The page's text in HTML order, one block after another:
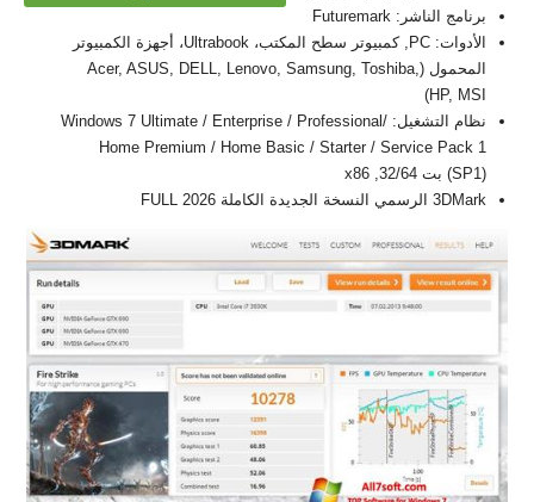
برنامج الناشر: Futuremark
الأدوات: PC, كمبيوتر سطح المكتب، Ultrabook، أجهزة الكمبيوتر
المحمول (Acer, ASUS, DELL, Lenovo, Samsung, Toshiba,
HP, MSI)
نظام التشغيل: Windows 7 Ultimate / Enterprise / Professional/
Home Premium / Home Basic / Starter / Service Pack 1
(SP1) بت 32/64, x86
3DMark الرسمي النسخة الجديدة الكاملة FULL 2026